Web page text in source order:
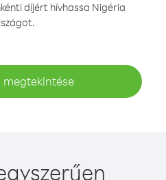
díjért hívhassa Nigéria
megtekintése